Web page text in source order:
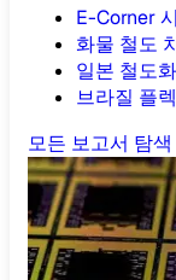
E-Corner
화물 철도
일본 철도
브라질 플
모든 보고서 탐색